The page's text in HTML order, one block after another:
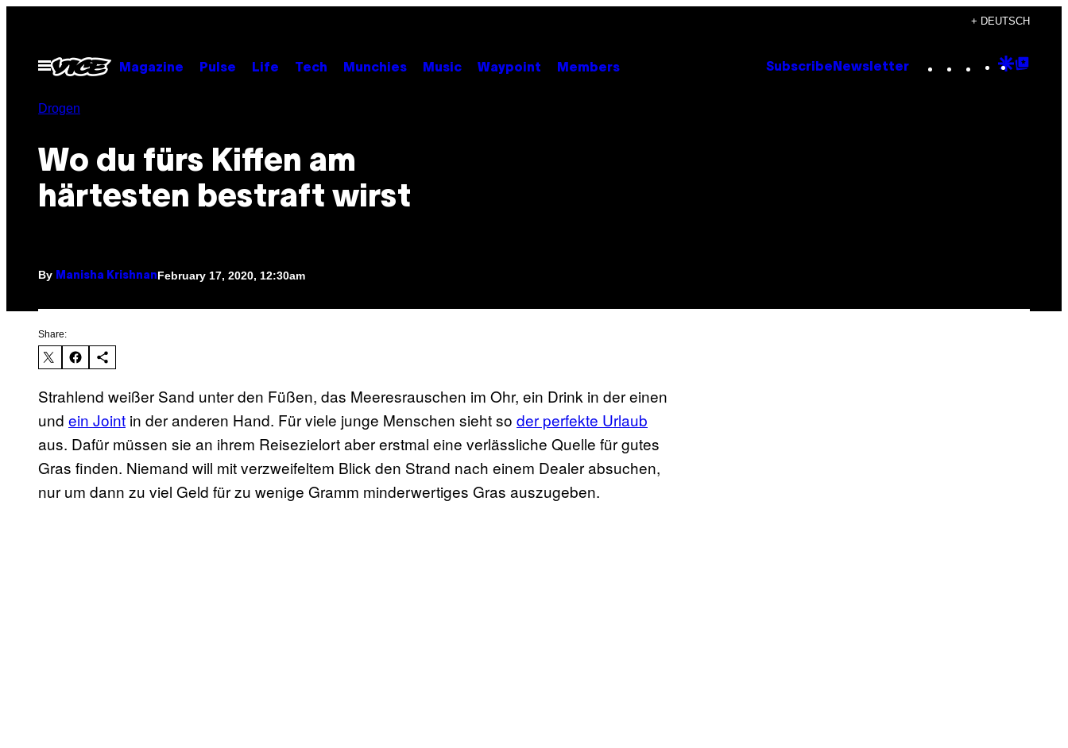
content
+ DEUTSCH
Open
Menu
Magazine Pulse Life Tech Munchies Music Waypoint Members Subscribe Newsletter Instagram
TikTok
YouTube
Google
Drogen
Wo du fürs Kiffen am
härtesten bestraft wirst
By Manisha KrishnanFebruary 17, 2020, 12:30am
Share:
Strahlend weißer Sand unter den Füßen, das Meeresrauschen im Ohr, ein Drink in der einen
und ein Joint in der anderen Hand. Für viele junge Menschen sieht so der perfekte Urlaub
aus. Dafür müssen sie an ihrem Reisezielort aber erstmal eine verlässliche Quelle für gutes
Gras finden. Niemand will mit verzweifeltem Blick den Strand nach einem Dealer absuchen,
nur um dann zu viel Geld für zu wenige Gramm minderwertiges Gras auszugeben.